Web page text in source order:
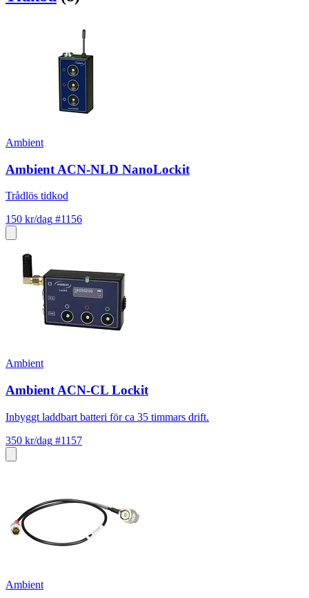
Ambient
Ambient ACN-NLD NanoLockit
Trådlös tidkod
150 kr/dag #1156
Ambient
Ambient ACN-CL Lockit
Inbyggt laddbart batteri för ca 35 timmars drift.
350 kr/dag #1157
Ambient